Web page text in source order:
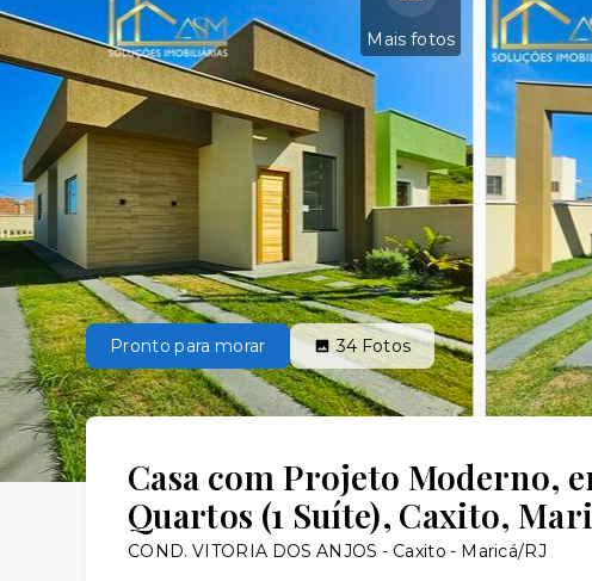
Mais fotos
Pronto para morar 34 Fotos
Casa com Projeto Moderno,
Quartos (1 Suíte), Caxito,
COND. VITORIA DOS ANJOS - Caxito - Maricá/RJ